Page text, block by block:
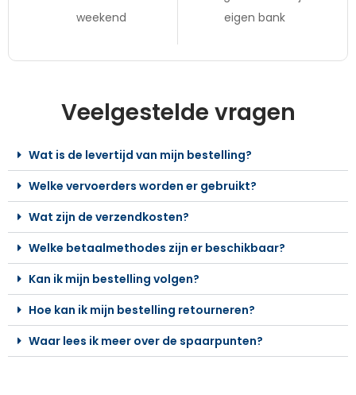
weekend
eigen bank
Veelgestelde vragen
Wat is de levertijd van mijn bestelling?
Welke vervoerders worden er gebruikt?
Wat zijn de verzendkosten?
Welke betaalmethodes zijn er beschikbaar?
Kan ik mijn bestelling volgen?
Hoe kan ik mijn bestelling retourneren?
Waar lees ik meer over de spaarpunten?